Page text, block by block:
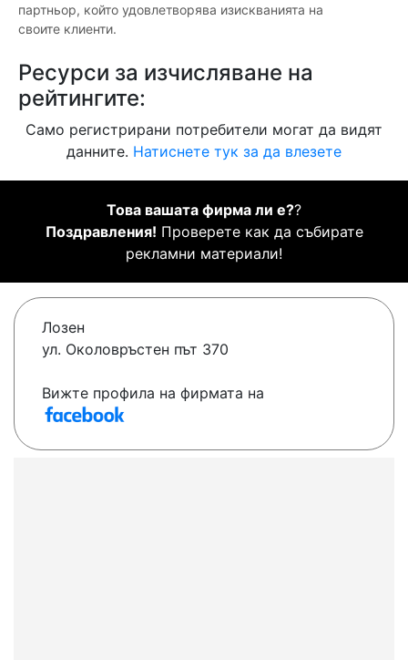
партньор, който удовлетворява изискванията на
своите клиенти.
Ресурси за изчисляване на
рейтингите:
Само регистрирани потребители могат да видят
данните. Натиснете тук за да влезете
Това вашата фирма ли е??
Поздравления! Проверете как да събирате
рекламни материали!
Лозен
ул. Околовръстен път 370
Вижте профила на фирмата на